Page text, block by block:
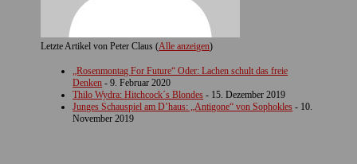
Letzte Artikel von Peter Claus(Alle anzeigen)
„Rosenmontag For Future“ Oder: Lachen schult das freie
Denken - 9. Februar 2020
Thilo Wydra: Hitchcock´s Blondes - 15. Dezember 2019
Junges Schauspiel am D’haus: „Antigone“ von Sophokles - 10.
November 2019